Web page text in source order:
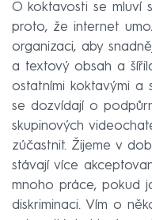
O koktavosti se mluví
proto, že internet
organizaci, aby
a textový obsah a
ostatními koktavými a
se dozvídají o
skupinových
zúčastnit. Žijeme v
stávají více
mnoho práce, pokud
diskriminaci. Vím o